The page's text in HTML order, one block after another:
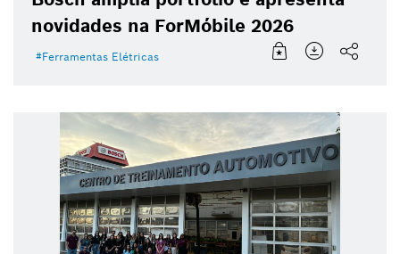
novidades na ForMóbile 2026
Ferramentas Elétricas